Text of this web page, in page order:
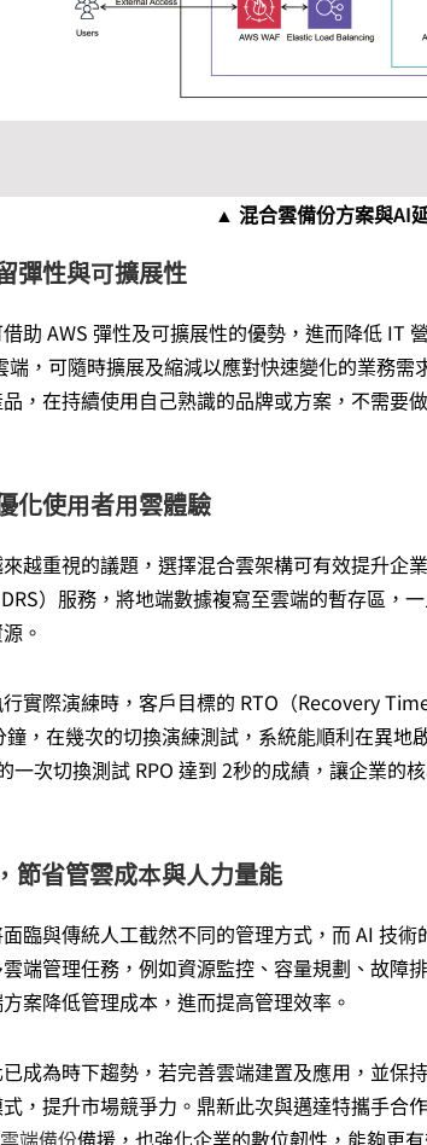
▲ 混合雲備份方案與AI
彈性與可擴展性
助 AWS 彈性及可擴展性的優勢，進而降低 IT
端，可隨時擴展及縮減以應對快速變化的業務
，在持續使用自己熟識的品牌或方案，不需要
化使用者用雲體驗
越重視的議題，選擇混合雲架構可有效提升企
）服務，將地端數據複寫至雲端的暫存區，
。
實際演練時，客戶目標的 RTO（Recovery
，在幾次的切換演練測試，系統能順利在異地
一次切換測試 RPO 達到 2秒的成績，讓企業的
節省管雲成本與人力量能
臨與傳統人工截然不同的管理方式，而 AI 技
端管理任務，例如資源監控、容量規劃、故障
案降低管理成本，進而提高管理效率。
成為時下趨勢，若完善雲端建置及應用，並保
，提升市場競爭力。鼎新此次與邁達特攜手合
雲端備份備援，也強化企業的數位韌性，能夠更